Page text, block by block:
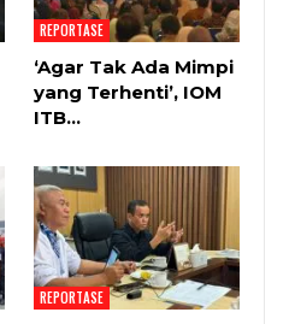
REPORTASE
‘Agar Tak Ada Mimpi
yang Terhenti’, IOM
ITB…
REPORTASE